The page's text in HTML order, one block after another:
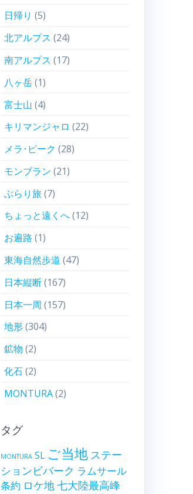
日帰り (5)
北アルプス (24)
南アルプス (17)
八ヶ岳(1)
富士山 (4)
キリマンジャロ (22)
メラ･ピーク (28)
モンブラン (21)
ぶらり旅 (7)
ちょっと遠くへ(12)
お遍路 (1)
東海自然歩道 (47)
日本縦断(167)
日本一周 (157)
地形(304)
鉱物 (2)
化石(2)
MONTURA(2)
タグ
MONTURA SL ご当地 ステー
ションビバーク ラムサール
条約 ロケ地七大陸最高峰